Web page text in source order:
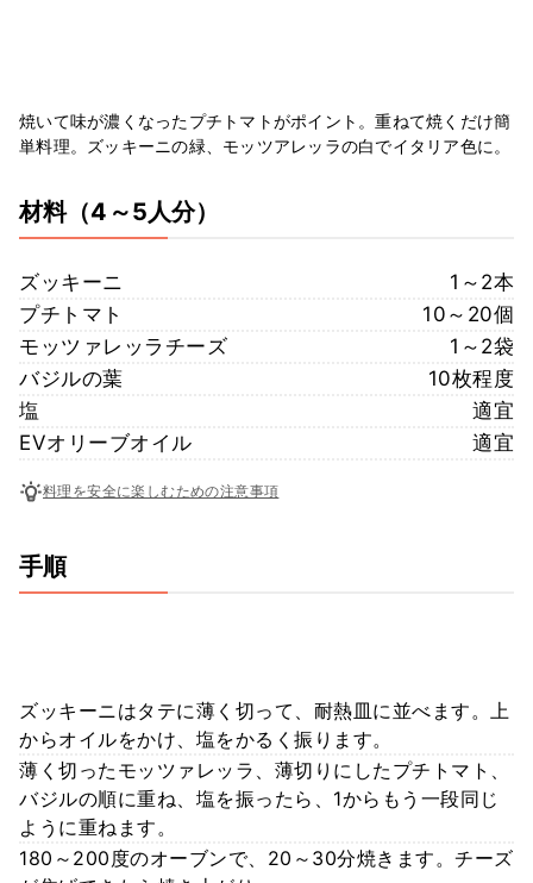
焼いて味が濃くなったプチトマトがポイント。重ねて焼くだけ簡
単料理。ズッキーニの緑、モッツアレッラの白でイタリア色に。
材料（4～5人分）
ズッキーニ
1～2本
プチトマト
10～20個
モッツァレッラチーズ
1～2袋
バジルの葉
10枚程度
塩
適宜
EVオリーブオイル
適宜
料理を安全に楽しむための注意事項
手順
ズッキーニはタテに薄く切って、耐熱皿に並べます。上
からオイルをかけ、塩をかるく振ります。
薄く切ったモッツァレッラ、薄切りにしたプチトマト、
バジルの順に重ね、塩を振ったら、1からもう一段同じ
ように重ねます。
180～200度のオーブンで、20～30分焼きます。チーズ